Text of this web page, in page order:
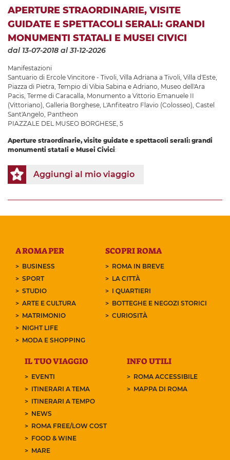
APERTURE STRAORDINARIE, VISITE
GUIDATE E SPETTACOLI SERALI: GRANDI
MONUMENTI STATALI E MUSEI CIVICI
dal 13-07-2018 al 31-12-2026
Manifestazioni
Santuario di Ercole Vincitore - Tivoli Villa Adriana a Tivoli Villa d'Este
Piazza di Pietra Tempio di Vibia Sabina e Adriano Museo dell'Ara
Pacis Terme di Caracalla Monumento a Vittorio Emanuele II
(Vittoriano) Galleria Borghese L'Anfiteatro Flavio (Colosseo) Castel
Sant'Angelo Pantheon
PIAZZALE DEL MUSEO BORGHESE, 5
Aperture straordinarie, visite guidate e spettacoli serali: grandi
monumenti statali e Musei Civici:
Aggiungi al mio viaggio
A ROMA PER
BUSINESS
SPORT
STUDIO
ARTE E CULTURA
MATRIMONIO
NIGHT LIFE
MODA E SHOPPING
SCOPRI ROMA
ROMA IN BREVE
LA CITTÀ
I QUARTIERI
BOTTEGHE E NEGOZI STORICI
CURIOSITÀ
IL TUO VIAGGIO
EVENTI
ITINERARI A TEMA
ITINERARI A TEMPO
NEWS
ROMA FREE/LOW COST
FOOD & WINE
MARE
INFO UTILI
ROMA ACCESSIBILE
MAPPA DI ROMA